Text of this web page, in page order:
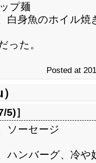
プ麺
白身魚のホイル焼
った。
Posted at
5)］
ソーセージ
ハンバーグ、冷や